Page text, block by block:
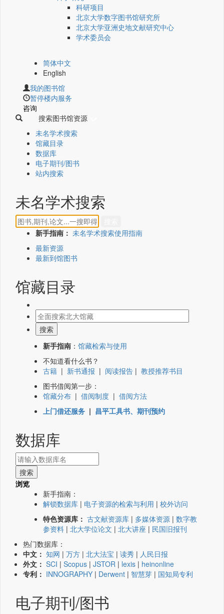
科研项目
北京大学数字图书馆研究所
北京大学亚洲史地文献研究中心
学术委员会
简体中文
English
我的图书馆
暂停楼内服务
咨询
搜索图书馆资源
未名学术搜索
馆藏目录
数据库
电子期刊/图书
站内搜索
未名学术搜索
新手指南： 未名学术搜索使用指南
最新资源
最新到馆图书
馆藏目录
新手指南 ： 馆藏检索与使用
不知道看什么书？
古籍 | 新书通报 | 阅读报告 | 教授推荐书目
图书借阅第一步：
馆藏分布 | 借阅制度 | 借阅方法
上门借还服务 | 昌平工具书、期刊预约
数据库
浏览
新手指南：
解锁数据库 | 电子资源的检索与利用 | 校外访问
特色资源库： 古文献资源库 | 多媒体资源 | 数字教
参资料 | 北大学位论文 | 北大讲座 | 民国旧报刊
热门数据库：
中文： 知网 | 万方 | 北大法宝 | 读秀 | 人民日报
外文： SCI | Scopus | JSTOR | lexis | heinonline
专利： INNOGRAPHY | Derwent | 智慧芽 | 国知局专利
电子期刊/图书